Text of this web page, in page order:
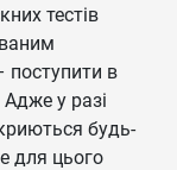
тестів
поступити в
у разі
будь-
для цього